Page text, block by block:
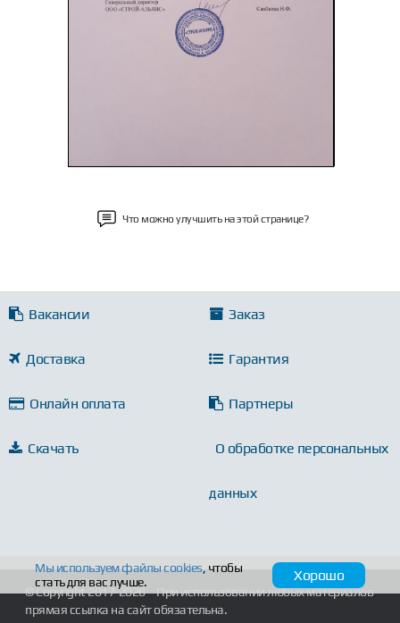
Что можно улучшить на этой странице?
Вакансии Заказ
Доставка Гарантия
Онлайн оплата Партнеры
Скачать О обработке персональных
данных
© Copyright 2017-2026
При использовании любых материалов
прямая ссылка на сайт обязательна.
Мы используем файлыcookies, чтобы
стать для вас лучше.
Хорошо